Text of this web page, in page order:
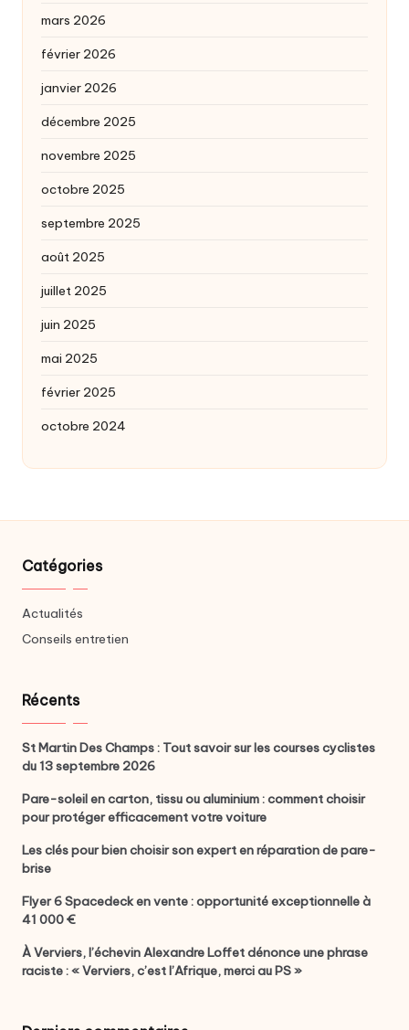
mars 2026
février 2026
janvier 2026
décembre 2025
novembre 2025
octobre 2025
septembre 2025
août 2025
juillet 2025
juin 2025
mai 2025
février 2025
octobre 2024
Catégories
Actualités
Conseils entretien
Récents
St Martin Des Champs : Tout savoir sur les courses cyclistes
du 13 septembre 2026
Pare-soleil en carton, tissu ou aluminium : comment choisir
pour protéger efficacement votre voiture
Les clés pour bien choisir son expert en réparation de pare-
brise
Flyer 6 Spacedeck en vente : opportunité exceptionnelle à
41 000 €
À Verviers, l’échevin Alexandre Loffet dénonce une phrase
raciste : « Verviers, c’est l’Afrique, merci au PS »